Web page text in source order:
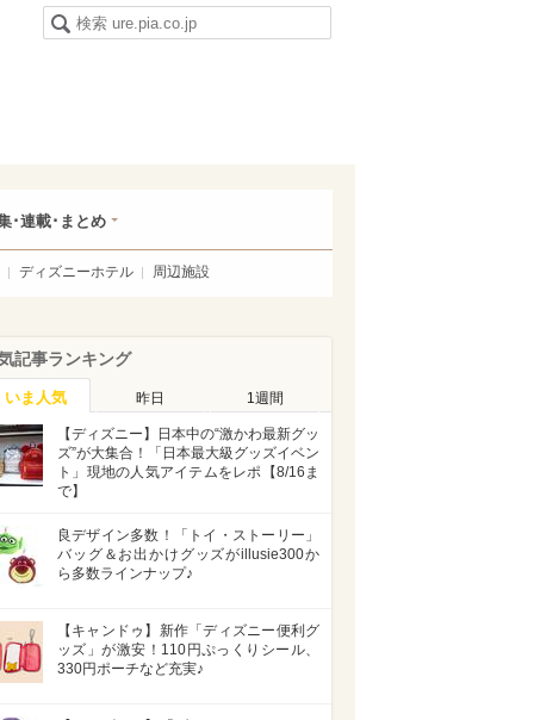
･連載･まとめ
ディズニーホテル 周辺施設
記事ランキング
いま人気 昨日 1週間
【ディズニー】日本中の“激かわ最新グッ
ズ”が大集合！「日本最大級グッズイベン
ト」現地の人気アイテムをレポ【8/16ま
で】
良デザイン多数！「トイ・ストーリー」
バッグ＆お出かけグッズがillusie300か
ら多数ラインナップ♪
【キャンドゥ】新作「ディズニー便利グ
ッズ」が激安！110円ぷっくりシール、
330円ポーチなど充実♪